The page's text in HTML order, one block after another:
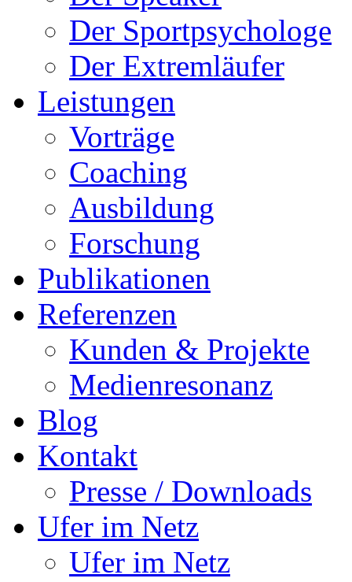
Der Sportpsychologe
Der Extremläufer
Leistungen
Vorträge
Coaching
Ausbildung
Forschung
Publikationen
Referenzen
Kunden & Projekte
Medienresonanz
Blog
Kontakt
Presse / Downloads
Ufer im Netz
Ufer im Netz